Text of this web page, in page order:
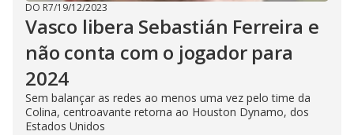
DO R7/19/12/2023
Vasco libera Sebastián Ferreira e
não conta com o jogador para
2024
Sem balançar as redes ao menos uma vez pelo time da
Colina, centroavante retorna ao Houston Dynamo, dos
Estados Unidos